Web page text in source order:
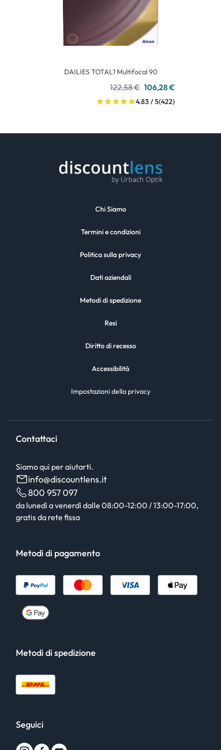
DAILIES TOTAL1 Multifocal 90
122,58 € 106,28 €
4.83 / 5(422)
Chi Siamo
Termini e condizioni
Politica sulla privacy
Dati aziendali
Metodi di spedizione
Resi
Diritto di recesso
Accessibilità
Impostazioni della privacy
Contattaci
Siamo qui per aiutarti.
info@discountlens.it
800 957 097
da lunedì a venerdì dalle 08:00-12:00 / 13:00-17:00,
gratis da rete fissa
Metodi di pagamento
Metodi di spedizione
Seguici